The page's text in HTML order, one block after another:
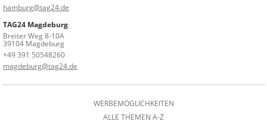
hamburg@tag24.de
TAG24 Magdeburg
Breiter Weg 8-10A
39104 Magdeburg
+49 391 50548260
magdeburg@tag24.de
WERBEMÖGLICHKEITEN
ALLE THEMEN A-Z